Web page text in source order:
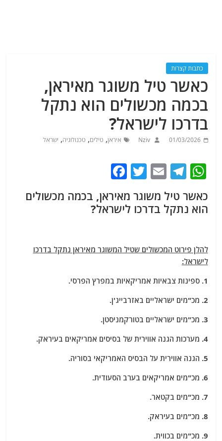
כתבות קצרות
כאשר טיל משוגר מאיראן,
בכמה מכשולים הוא נתקל
בדרכו לישראל?
01/03/2026
Nziv איראן, טילים, טכנולוגיה, ישראל
W
at
s
p
p
T
el
e
g
m
E
ai
l
T
itt
er
c
e
o
k
כאשר טיל משוגר מאיראן, בכמה מכשולים
הוא נתקל בדרכו לישראל?
להלן פירוט המכשולים שטיל המשוגר מאיראן נתקל בדרכו
לישראל:
1. ספינות צבאיות אמריקאיות במפרץ הפרסי.
2. מכ"מים ישראליים באזרבייג'ן.
3. מכ"מים ישראליים בטורקמניסטן.
4. מערכות הגנה אווירית של בסיסים אמריקאים בעיראק.
5. הגנה אווירית על הבסיס האמריקאי בסוריה.
6. מכ"מים אמריקאים בערב הסעודית.
7. מכ"מים בקטאר.
8. מכ"מים בעיראק.
9. מכ"מים בכווית.